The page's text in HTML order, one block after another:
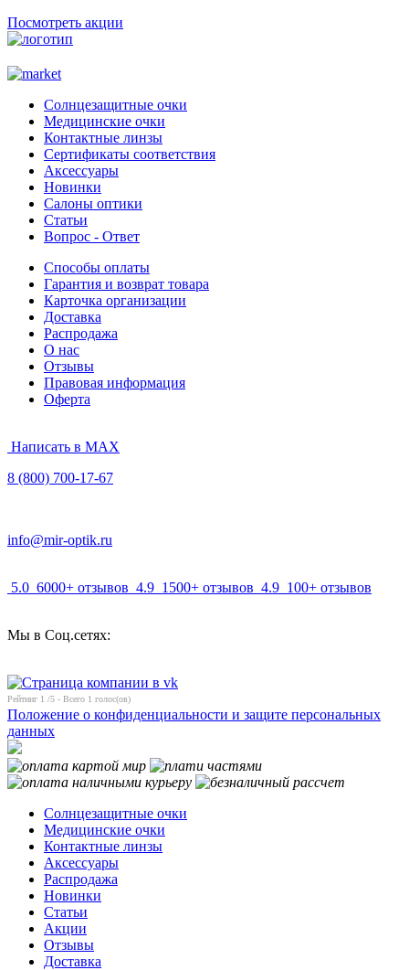
Посмотреть акции
Солнцезащитные очки
Медицинские очки
Контактные линзы
Сертификаты соответствия
Аксессуары
Новинки
Салоны оптики
Статьи
Вопрос - Ответ
Способы оплаты
Гарантия и возврат товара
Карточка организации
Доставка
Распродажа
О нас
Отзывы
Правовая информация
Оферта
Написать в MAX
8 (800) 700-17-67
info@mir-optik.ru
5.0 6000+ отзывов 4.9 1500+ отзывов 4.9 100+ отзывов
Мы в Соц.сетях:
Рейтинг 1 /5 - Всего 1 голос(ов)
Положение о конфиденциальности и защите персональных
данных
Солнцезащитные очки
Медицинские очки
Контактные линзы
Аксессуары
Распродажа
Новинки
Статьи
Акции
Отзывы
Доставка